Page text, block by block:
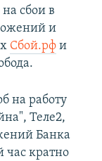
сбои в
и
Сбой.рф и
на работу
Теле2,
Банка
час кратно